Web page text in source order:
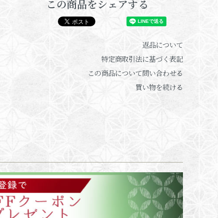
この商品をシェアする
返品について
特定商取引法に基づく表記
この商品について問い合わせる
買い物を続ける